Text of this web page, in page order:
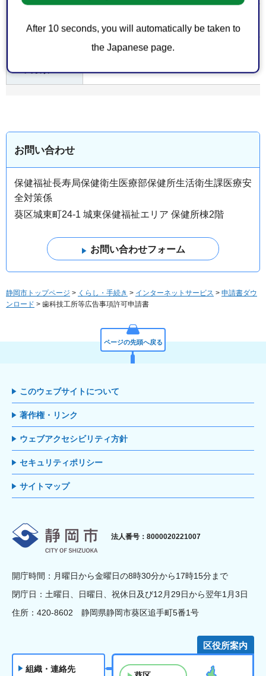
After 10 seconds, you will automatically be taken to
the Japanese page.
お問い合わせ
保健福祉長寿局保健衛生医療部保健所生活衛生課医療安
全対策係
葵区城東町24-1 城東保健福祉エリア 保健所棟2階
静岡市トップページ > くらし・手続き > インターネットサービス > 申請書ダウ
ンロード > 歯科技工所等広告事項許可申請書
ページの先頭へ戻る
このウェブサイトについて
著作権・リンク
ウェブアクセシビリティ方針
セキュリティポリシー
サイトマップ
静岡市
法人番号：8000020221007
開庁時間：月曜日から金曜日の8時30分から17時15分まで
閉庁日：土曜日、日曜日、祝休日及び12月29日から翌年1月3日
住所：420-8602 静岡県静岡市葵区追手町5番1号
組織・連絡先
区役所案内